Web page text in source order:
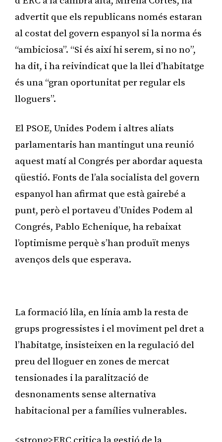
advertit que els republicans només estaran
al costat del govern espanyol si la norma és
“ambiciosa”. “Si és així hi serem, si no no”,
ha dit, i ha reivindicat que la llei d’habitatge
és una “gran oportunitat per regular els
lloguers”.
El PSOE, Unides Podem i altres aliats
parlamentaris han mantingut una reunió
aquest matí al Congrés per abordar aquesta
qüestió. Fonts de l’ala socialista del govern
espanyol han afirmat que està gairebé a
punt, però el portaveu d’Unides Podem al
Congrés, Pablo Echenique, ha rebaixat
l’optimisme perquè s’han produït menys
avenços dels que esperava.
La formació lila, en línia amb la resta de
grups progressistes i el moviment pel dret a
l’habitatge, insisteixen en la regulació del
preu del lloguer en zones de mercat
tensionades i la paralització de
desnonaments sense alternativa
habitacional per a famílies vulnerables.